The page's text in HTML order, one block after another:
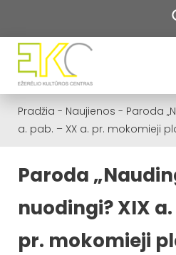
Pradžia - Naujienos - Paroda
a. pab. – XX a. pr. mokomieji
Paroda
nuodingi? XIX
pr. mokomieji